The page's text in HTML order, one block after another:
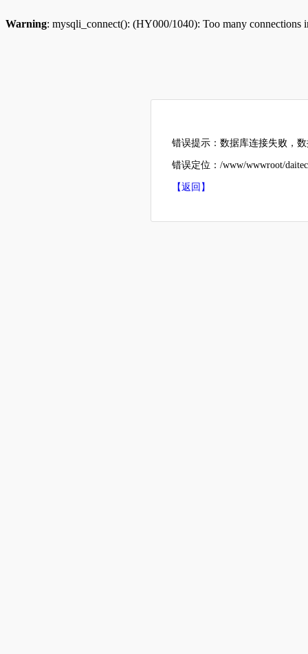
Warning: mysqli_connect(): (HY000/1040): Too many connections
错误提示：数据库连接失败，
错误定位：/www/wwwroot/
【返回】